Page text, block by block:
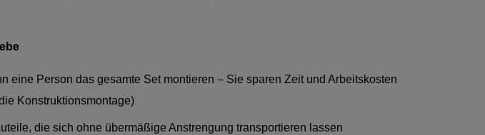
eine Person das gesamte Set montieren – Sie sparen Zeit und Arbeitskosten
Konstruktionsmontage)
die sich ohne übermäßige Anstrengung transportieren lassen